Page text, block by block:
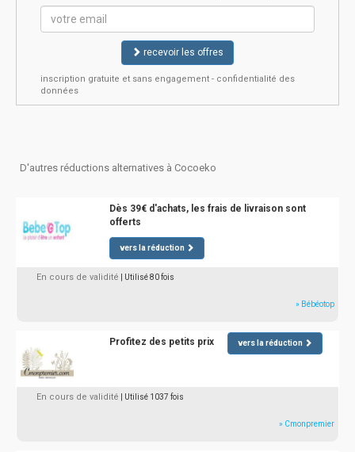
recevoir les offres
inscription gratuite et sans engagement - confidentialité des
données
D'autres réductions alternatives à Cocoeko
Dès 39€ d'achats, les frais de livraison sont
offerts
vers la réduction
En cours de validité | Utilisé 80 fois
» Bébéotop
Profitez des petits prix vers la réduction
En cours de validité | Utilisé 1037 fois
» Cmonpremier